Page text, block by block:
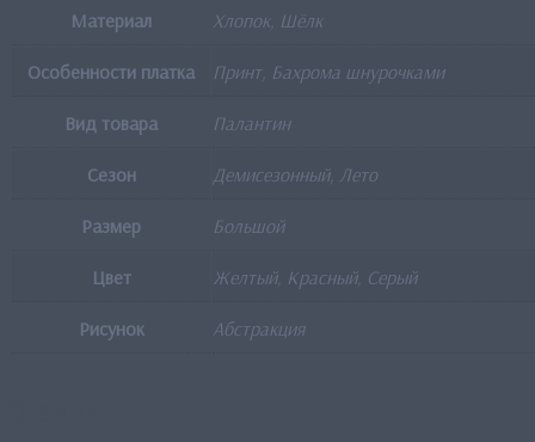
Материал Хлопок, Шёлк
Особенности платка Принт, Бахрома шнурочками
Вид товара Палантин
Сезон Демисезонный, Лето
Размер Большой
Цвет Желтый, Красный, Серый
Рисунок Абстракция